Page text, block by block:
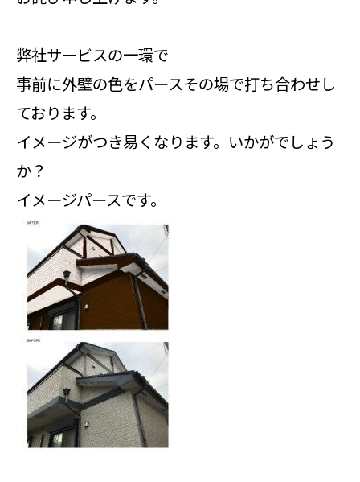
弊社サービスの一環で
事前に外壁の色をパースその場で打ち合わせし
ております。
イメージがつき易くなります。いかがでしょう
か？
イメージパースです。